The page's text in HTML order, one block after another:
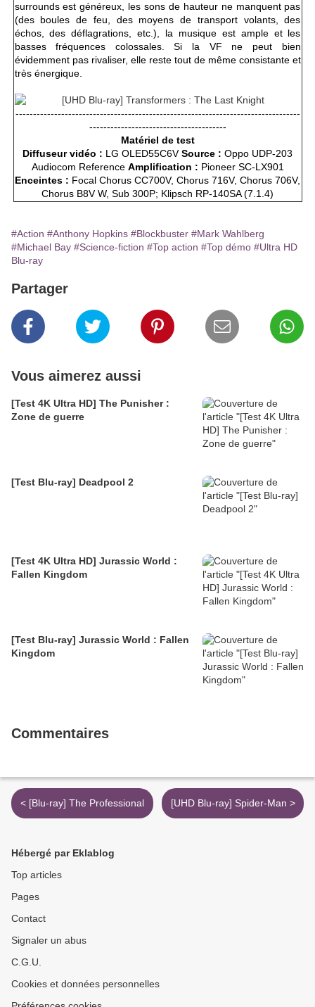
surrounds est généreux, les sons de hauteur ne manquent pas
(des boules de feu, des moyens de transport volants, des
échos, des déflagrations, etc.), la musique est ample et les
basses fréquences colossales. Si la VF ne peut bien
évidemment pas rivaliser, elle reste tout de même consistante et
très énergique.
---------------------------------------------------------------------------------
---------------------------------------
Matériel de test
Diffuseur vidéo : LG OLED55C6VSource : Oppo UDP-203
Audiocom Reference Amplification : Pioneer SC-LX901
Enceintes : Focal Chorus CC700V, Chorus 716V, Chorus 706V,
Chorus B8V W, Sub 300P; Klipsch RP-140SA (7.1.4)
#Action #Anthony Hopkins #Blockbuster #Mark Wahlberg
#Michael Bay #Science-fiction #Top action #Top démo #Ultra HD
Blu-ray
Partager
Vous aimerez aussi
[Test 4K Ultra HD] The Punisher :
Zone de guerre
[Test Blu-ray] Deadpool 2
[Test 4K Ultra HD] Jurassic World :
Fallen Kingdom
[Test Blu-ray] Jurassic World : Fallen
Kingdom
Commentaires
< [Blu-ray] The Professional [UHD Blu-ray] Spider-Man >
Hébergé par Eklablog
Top articles
Pages
Contact
Signaler un abus
C.G.U.
Cookies et données personnelles